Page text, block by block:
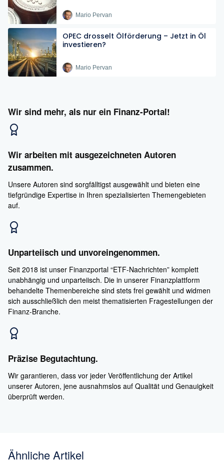
Mario Pervan
OPEC drosselt Ölförderung – Jetzt in Öl
investieren?
Mario Pervan
Wir sind mehr, als nur ein Finanz-Portal!
Wir arbeiten mit ausgezeichneten Autoren
zusammen.
Unsere Autoren sind sorgfälltigst ausgewählt und bieten eine
tiefgründige Expertise in Ihren spezialisierten Themengebieten
auf.
Unparteiisch und unvoreingenommen.
Seit 2018 ist unser Finanzportal “ETF-Nachrichten” komplett
unabhängig und unparteiisch. Die in unserer Finanzplattform
behandelte Themenbereiche sind stets frei gewählt und widmen
sich ausschließlich den meist thematisierten Fragestellungen der
Finanz-Branche.
Präzise Begutachtung.
Wir garantieren, dass vor jeder Veröffentlichung der Artikel
unserer Autoren, jene ausnahmslos auf Qualität und Genauigkeit
überprüft werden.
Ähnliche Artikel